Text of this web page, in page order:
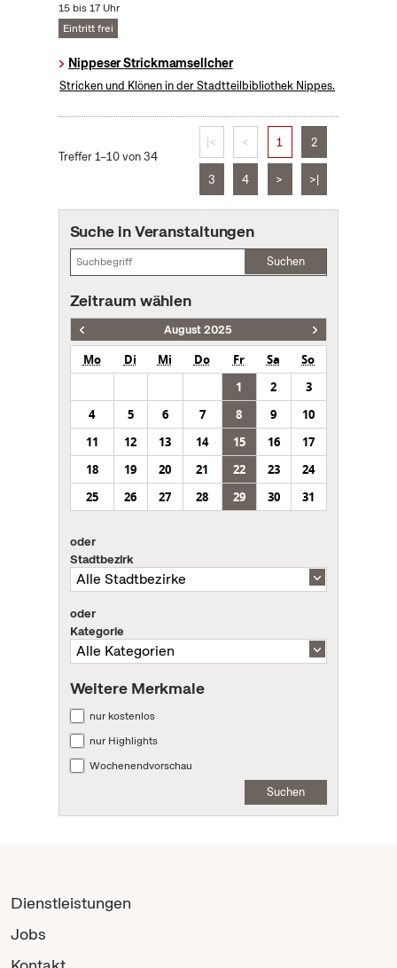
15 bis 17 Uhr
Eintritt frei
Nippeser Strickmamsellcher
Stricken und Klönen in der Stadtteilbibliothek Nippes.
Treffer 1–10 von 34
|< < 1 2
3 4 > >|
Suche in Veranstaltungen
Suchen
Zeitraum wählen
August 2025
Mo Di Mi Do Fr Sa
So
1
2
3
4
5 6 7 8 9
10
11
12 13 14 15 16
17
18
19 20 21 22 23
24
25
26 27 28 29 30 31
oder
Stadtbezirk
oder
Kategorie
Weitere Merkmale
nur kostenlos
nur Highlights
Wochenendvorschau
Suchen
Dienstleistungen
Jobs